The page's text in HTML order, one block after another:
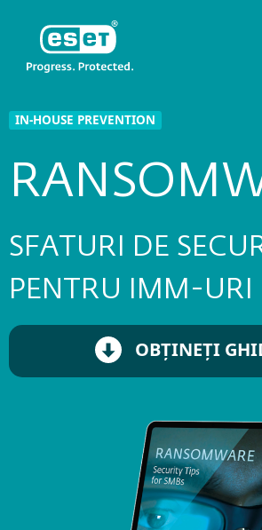
IN-HOUSE PREVENTION
SFATURI DE
PENTRU IMM-URI
OBȚINEȚI